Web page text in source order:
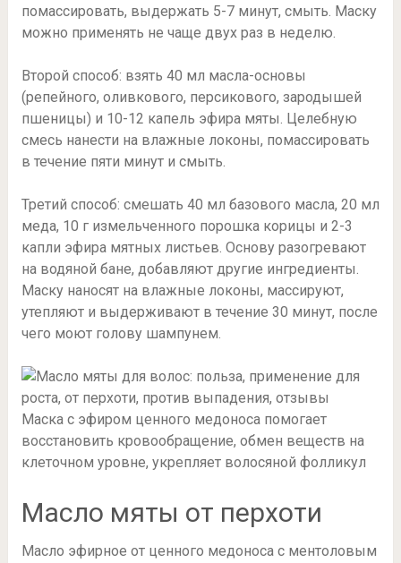
помассировать, выдержать 5-7 минут, смыть. Маску
можно применять не чаще двух раз в неделю.
Второй способ: взять 40 мл масла-основы
(репейного, оливкового, персикового, зародышей
пшеницы) и 10-12 капель эфира мяты. Целебную
смесь нанести на влажные локоны, помассировать
в течение пяти минут и смыть.
Третий способ: смешать 40 мл базового масла, 20 мл
меда, 10 г измельченного порошка корицы и 2-3
капли эфира мятных листьев. Основу разогревают
на водяной бане, добавляют другие ингредиенты.
Маску наносят на влажные локоны, массируют,
утепляют и выдерживают в течение 30 минут, после
чего моют голову шампунем.
Маска с эфиром ценного медоноса помогает
восстановить кровообращение, обмен веществ на
клеточном уровне, укрепляет волосяной фолликул
Масло мяты от перхоти
Масло эфирное от ценного медоноса с ментоловым